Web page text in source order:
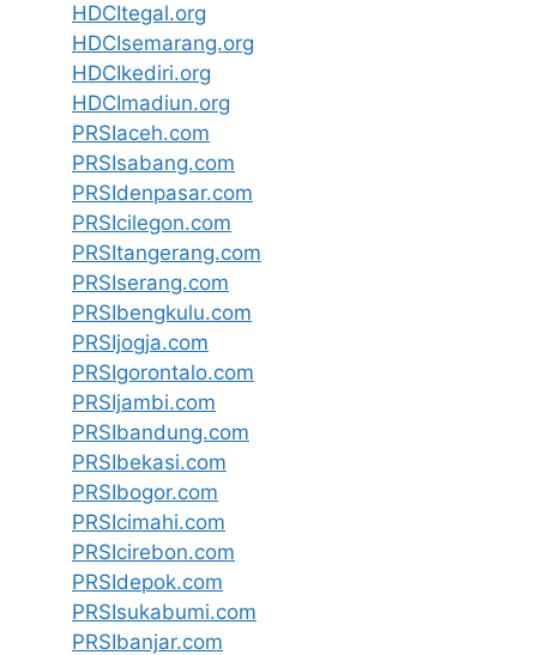
HDCItegal.org
HDCIsemarang.org
HDCIkediri.org
HDCImadiun.org
PRSIaceh.com
PRSIsabang.com
PRSIdenpasar.com
PRSIcilegon.com
PRSItangerang.com
PRSIserang.com
PRSIbengkulu.com
PRSIjogja.com
PRSIgorontalo.com
PRSIjambi.com
PRSIbandung.com
PRSIbekasi.com
PRSIbogor.com
PRSIcimahi.com
PRSIcirebon.com
PRSIdepok.com
PRSIsukabumi.com
PRSIbanjar.com